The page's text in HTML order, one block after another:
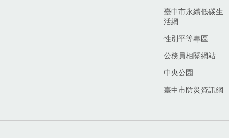
臺中市永續低碳生
活網
性別平等專區
公務員相關網站
中央公園
臺中市防災資訊網